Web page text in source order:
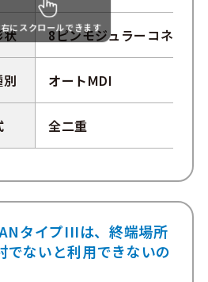
状 8ピンモジュラーコネクタ
オートMDI
全二重
にスクロールできます
タイプIIIは、終端場所
でないと利用できないの